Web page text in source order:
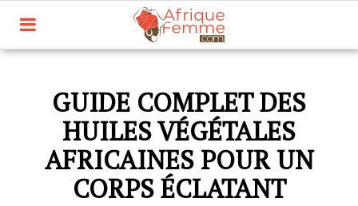
GUIDE COMPLET DES
HUILES VÉGÉTALES
AFRICAINES POUR UN
CORPS ÉCLATANT